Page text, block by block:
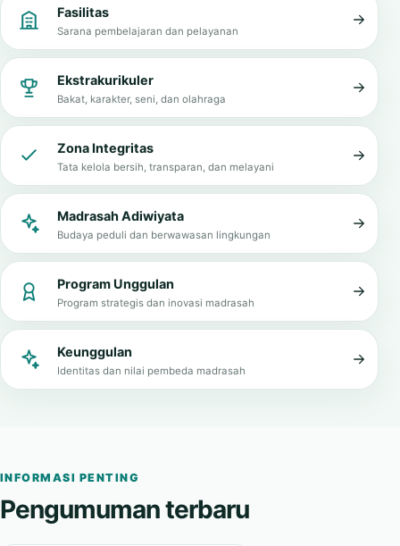
Fasilitas
Sarana pembelajaran dan pelayanan
Ekstrakurikuler
Bakat, karakter, seni, dan olahraga
Zona Integritas
Tata kelola bersih, transparan, dan melayani
Madrasah Adiwiyata
Budaya peduli dan berwawasan lingkungan
Program Unggulan
Program strategis dan inovasi madrasah
Keunggulan
Identitas dan nilai pembeda madrasah
INFORMASI PENTING
Pengumuman terbaru